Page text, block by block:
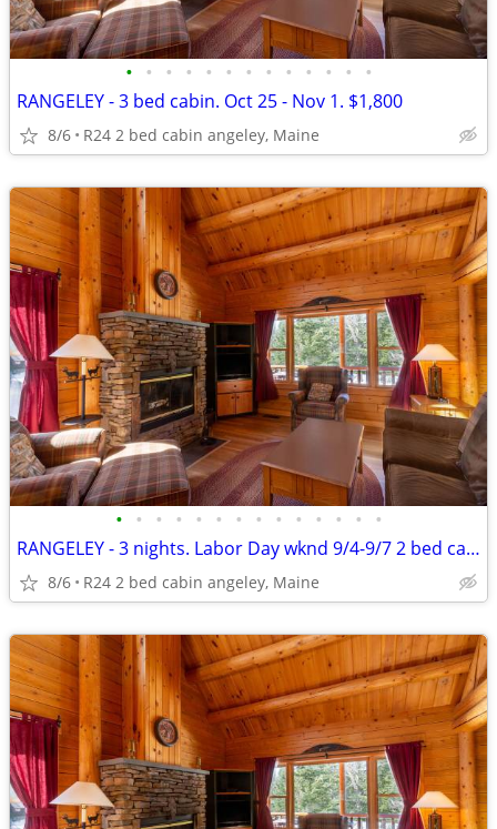
• • • • • • • • • • • • •
RANGELEY - 3 bed cabin. Oct 25 - Nov 1. $1,800
8/6 R24 2 bed cabin angeley, Maine
• • • • • • • • • • • • • •
RANGELEY - 3 nights. Labor Day wknd 9/4-9/7 2 bed cabin. $800
8/6 R24 2 bed cabin angeley, Maine